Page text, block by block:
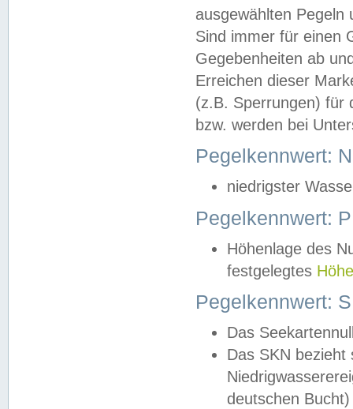
ausgewählten
Sind immer für einen
Gegebenheiten ab
Erreichen dieser
(z.B. Sperrungen) für
bzw. werden bei
Pegelkennwert:
niedrigster
Pegelkennwert:
Höhenlage des
festgelegtes
Pegelkennwert:
Das
Das SKN
deutschen